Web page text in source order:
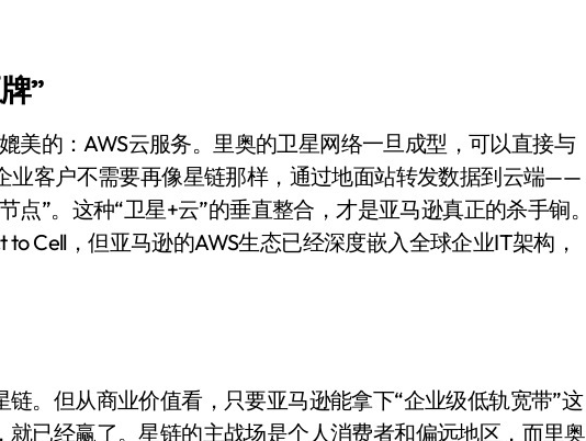
”
美的：AWS云服务。里奥的卫星网络一旦成型，可以直接与
业客户不需要再像星链那样，通过地面站转发数据到云端——
点”。这种“卫星+云”的垂直整合，才是亚马逊真正的杀手锏。
Cell，但亚马逊的AWS生态已经深度嵌入全球企业IT架构，
。但从商业价值看，只要亚马逊能拿下“企业级低轨宽带”这
已经赢了。星链的主战场是个人消费者和偏远地区，而里奥